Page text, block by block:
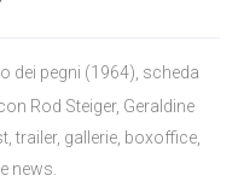
dei pegni (1964), scheda
Rod Steiger, Geraldine
trailer, gallerie, boxoffice,
news.